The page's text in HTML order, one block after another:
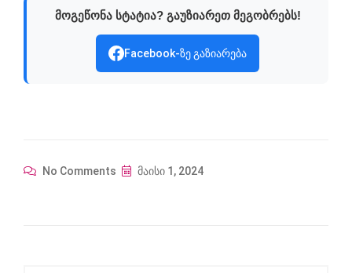
მოგეწონა სტატია? გაუზიარეთ მეგობრებს!
Facebook-ზე გაზიარება
No Comments მაისი 1, 2024